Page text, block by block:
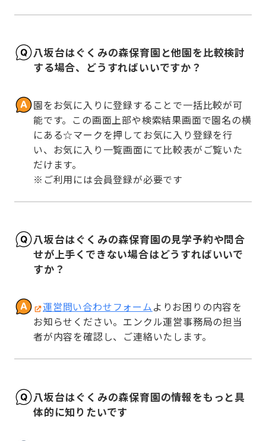
八坂台はぐくみの森保育園と他園を比較検討
する場合、どうすればいいですか？
園をお気に入りに登録することで一括比較が可
能です。この画面上部や検索結果画面で園名の横
にある☆マークを押してお気に入り登録を行
い、お気に入り一覧画面にて比較表がご覧いた
だけます。
※ご利用には会員登録が必要です
八坂台はぐくみの森保育園の見学予約や問合
せが上手くできない場合はどうすればいいで
すか？
運営問い合わせフォームよりお困りの内容を
お知らせください。エンクル運営事務局の担当
者が内容を確認し、ご連絡いたします。
八坂台はぐくみの森保育園の情報をもっと具
体的に知りたいです